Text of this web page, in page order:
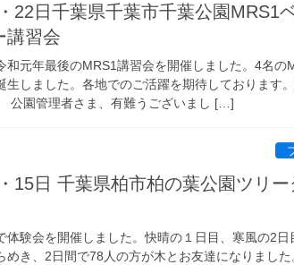
22日千葉県千葉市千葉公園MRS1
講習会
和元年最後のMRS1講習会を開催しました。4名の
生しました。各地でのご活躍を期待しております
公園管理者さま、有難うございまし […]
15日 千葉県柏市柏の葉公園ツリ
体験会を開催しました。快晴の１日目、寒風の2日
めき、2日間で78人の方が木とお友達になりまし